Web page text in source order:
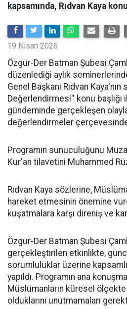
kapsamında, Rıdvan Kaya
19 Nisan 2026
​Özgür-Der Batman Şubesi
düzenlediği aylık
Genel Başkanı Rıdvan
Değerlendirmesi'' konu başlığı
gündeminde gerçekleşen
değerlendirmeler
Programın sunuculuğunu
Kur'an tilavetini Muhammed
Rıdvan Kaya sözlerine,
hareket etmesinin önemine
kuşatmalara karşı direniş ve
Özgür-Der Batman Şubesi
gerçekleştirilen etkinlikte,
sorumluluklar üzerine
yapıldı. Programın ana
Müslümanların küresel
olduklarını unutmamaları